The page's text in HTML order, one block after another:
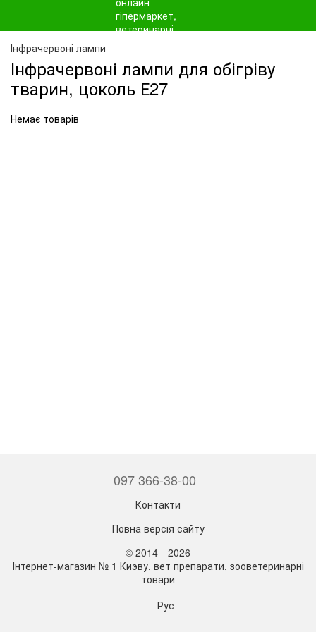
Інфрачервоні лампи
Інфрачервоні лампи для обігріву
тварин, цоколь Е27
Немає товарів
097 366-38-00
Контакти
Повна версія сайту
© 2014—2026
Інтернет-магазин № 1 Киэву, вет препарати, зооветеринарні
товари
Рус